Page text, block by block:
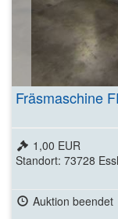
Fräsmaschine
1,00 EUR
Standort: 73728
Auktion beendet